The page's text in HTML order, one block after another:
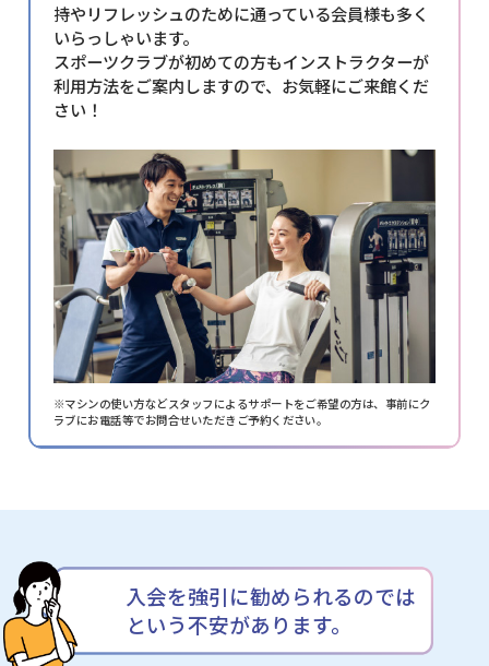
持やリフレッシュのために通っている会員様も多く
いらっしゃいます。
スポーツクラブが初めての方もインストラクターが
利用方法をご案内しますので、お気軽にご来館くだ
さい！
※マシンの使い方などスタッフによるサポートをご希望の方は、 事前にク
ラブにお電話等でお問合せいただきご予約ください。
入会を強引に勧められるのでは
という不安があります。